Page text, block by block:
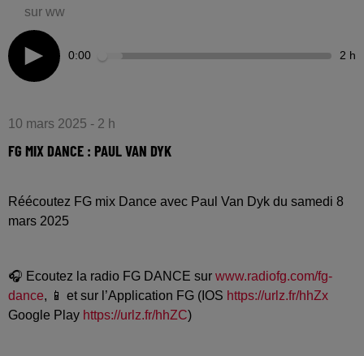
sur ww
0:00 2 h
10 mars 2025 - 2 h
FG MIX DANCE : PAUL VAN DYK
Réécoutez FG mix Dance avec Paul Van Dyk du samedi 8
mars 2025
🎧 Ecoutez la radio FG DANCE sur www.radiofg.com/fg-
dance, 📱 et sur l’Application FG (IOS https://urlz.fr/hhZx
Google Play https://urlz.fr/hhZC)